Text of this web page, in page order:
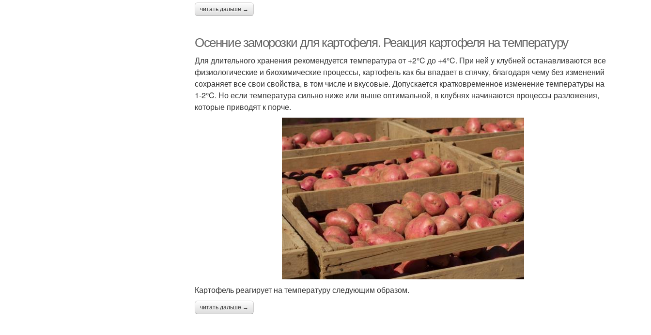
читать дальше →
Осенние заморозки для картофеля. Реакция картофеля на температуру
Для длительного хранения рекомендуется температура от +2°C до +4°C. При ней у клубней останавливаются все
физиологические и биохимические процессы, картофель как бы впадает в спячку, благодаря чему без изменений
сохраняет все свои свойства, в том числе и вкусовые. Допускается кратковременное изменение температуры на
1-2°C. Но если температура сильно ниже или выше оптимальной, в клубнях начинаются процессы разложения,
которые приводят к порче.
Картофель реагирует на температуру следующим образом.
читать дальше →